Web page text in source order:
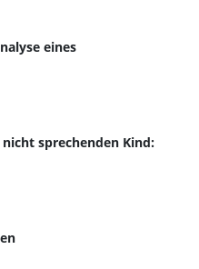
eines
sprechenden Kind: